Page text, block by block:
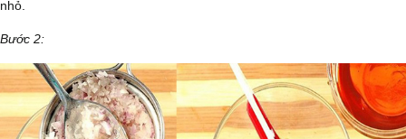
nhỏ.
Bước 2: